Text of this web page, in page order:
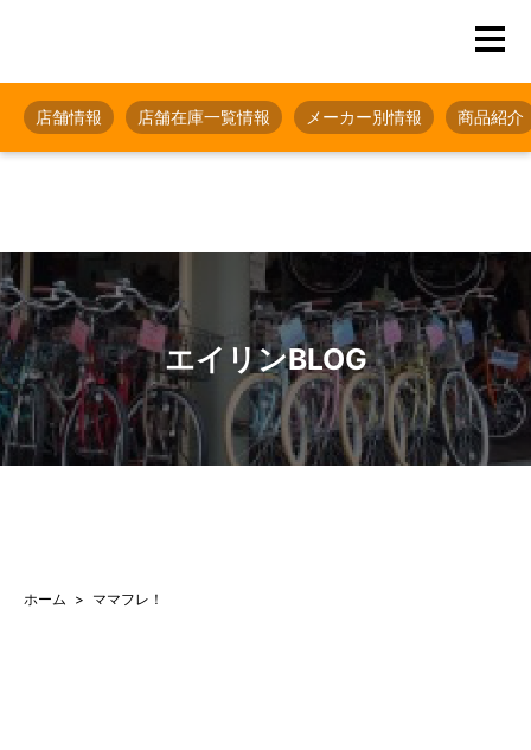
店舗情報 店舗在庫一覧情報 メーカー別情報 商品紹介
エイリンBLOG
ホーム ママフレ！